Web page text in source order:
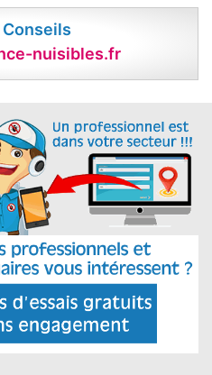
nuisibles.fr